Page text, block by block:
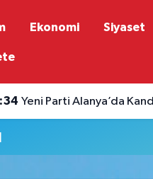
Ekonomi Siyaset
Yeni Parti Alanya’da